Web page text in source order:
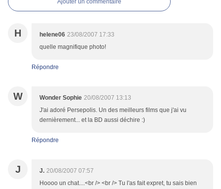
Ajouter un commentaire
H helene06 23/08/2007 17:33
quelle magnifique photo!
Répondre
W Wonder Sophie 20/08/2007 13:13
J'ai adoré Persepolis. Un des meilleurs films que j'ai vu
dernièrement... et la BD aussi déchire :)
Répondre
J J. 20/08/2007 07:57
Hoooo un chat....<br /> <br /> Tu l'as fait expret, tu sais bien